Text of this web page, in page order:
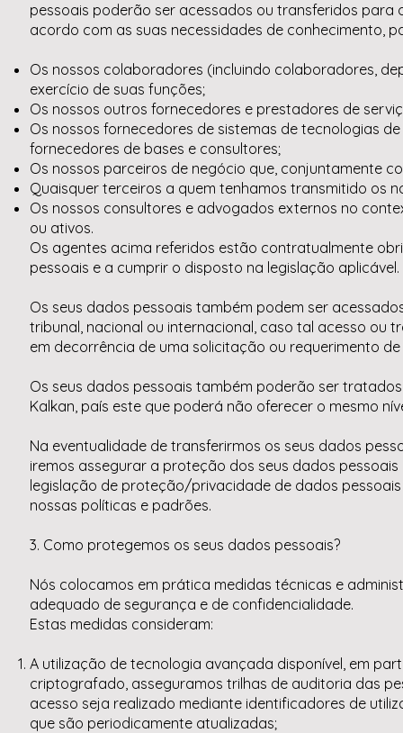
pessoais poderão ser acessados ou transferidos
acordo com as suas necessidades de conhecimento,
Os nossos colaboradores (incluindo colaboradores,
exercício de suas funções;
Os nossos outros fornecedores e prestadores de
Os nossos fornecedores de sistemas de tecnologias
fornecedores de bases e consultores;
Os nossos parceiros de negócio que, conjuntamente
Quaisquer terceiros a quem tenhamos transmitido os
Os nossos consultores e advogados externos no
ou ativos.
Os agentes acima referidos estão contratualmente
pessoais e a cumprir o disposto na legislação aplicável.
Os seus dados pessoais também podem ser
tribunal, nacional ou internacional, caso tal acesso ou
em decorrência de uma solicitação ou requerimento
Os seus dados pessoais também poderão ser
Kalkan, país este que poderá não oferecer o mesmo
Na eventualidade de transferirmos os seus dados
iremos assegurar a proteção dos seus dados
legislação de proteção/privacidade de dados
nossas políticas e padrões.
3. Como protegemos os seus dados pessoais?
Nós colocamos em prática medidas técnicas e
adequado de segurança e de confidencialidade.
Estas medidas consideram:
A utilização de tecnologia avançada disponível, em
criptografado, asseguramos trilhas de auditoria das
acesso seja realizado mediante identificadores de
que são periodicamente atualizadas;